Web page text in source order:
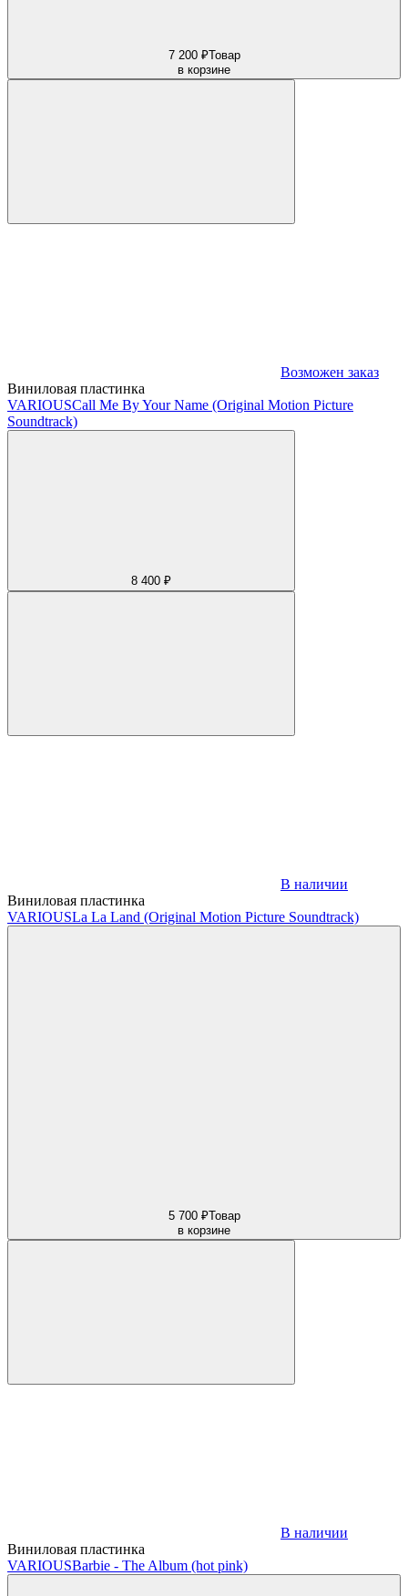
7 200 ₽Товар
в корзине
Возможен заказ
Виниловая пластинка
VARIOUSCall Me By Your Name (Original Motion Picture
Soundtrack)
8 400 ₽
В наличии
Виниловая пластинка
VARIOUSLa La Land (Original Motion Picture Soundtrack)
5 700 ₽Товар
в корзине
В наличии
Виниловая пластинка
VARIOUSBarbie - The Album (hot pink)